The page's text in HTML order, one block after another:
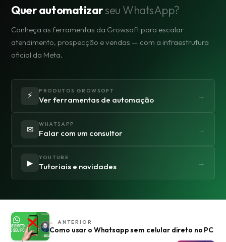
Quer automatizarseu WhatsApp?
Conheça as ferramentas da Growsoft para escalar
atendimento, prospecção e vendas — com a infraestrutura
oficial da Meta.
⚡ PRODUTOS GROWSOFT
Ver ferramentas de automação →
✉
WHATSAPP
Falar com um consultor →
▶
YOUTUBE
Tutoriais e novidades →
← ANTERIOR
Como usar o Whatsapp sem celular direto no PC